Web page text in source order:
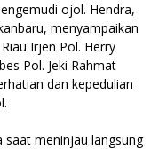
ojol. Hendra,
menyampaikan
Irjen Pol. Herry
Pol. Jeki Rahmat
dan kepedulian
saat meninjau langsung